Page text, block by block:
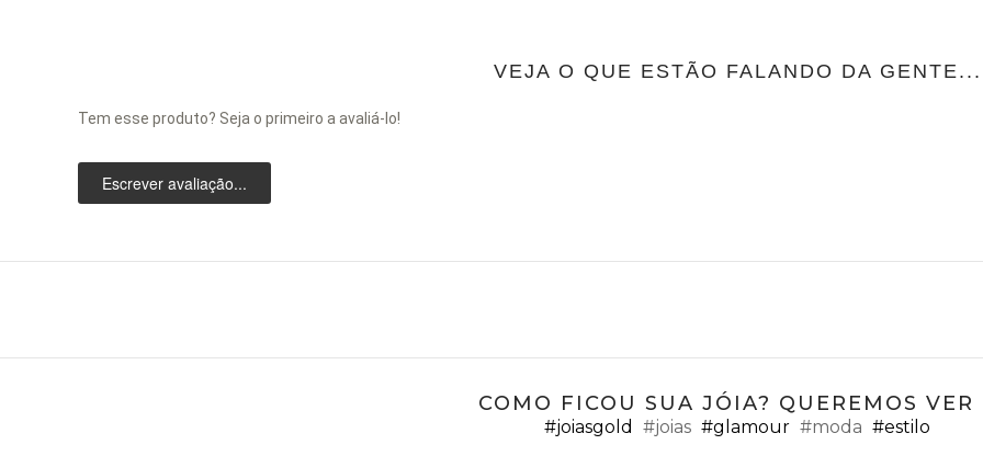
VEJA O QUE ESTÃO FALANDO DA GENTE...
Tem esse produto? Seja o primeiro a avaliá-lo!
Escrever avaliação...
COMO FICOU SUA JÓIA? QUEREMOS VER
#joiasgold #joias #glamour #moda #estilo